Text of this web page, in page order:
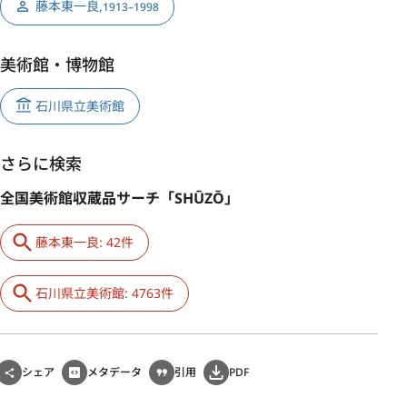
藤本東一良,1913–1998
美術館・博物館
石川県立美術館
さらに検索
全国美術館収蔵品サーチ「SHŪZŌ」
藤本東一良: 42件
石川県立美術館: 4763件
シェア メタデータ 引用 PDF